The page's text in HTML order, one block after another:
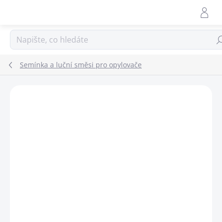
Semínka a luční směsi pro opylovače